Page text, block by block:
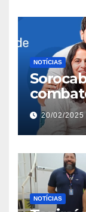
NOTÍCIAS
Jardim
20/02/2025
NOTÍCIAS